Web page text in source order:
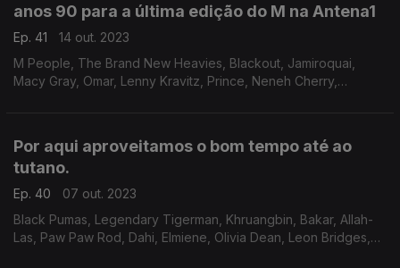
anos 90 para a última edição do M na Antena1
Ep. 41
14 out. 2023
M People, The Brand New Heavies, Blackout, Jamiroquai,
Macy Gray, Omar, Lenny Kravitz, Prince, Neneh Cherry,
Por aqui aproveitamos o bom tempo até ao
tutano.
Ep. 40
07 out. 2023
Black Pumas, Legendary Tigerman, Khruangbin, Bakar, Allah-
Las, Paw Paw Rod, Dahi, Elmiene, Olivia Dean, Leon Bridges,